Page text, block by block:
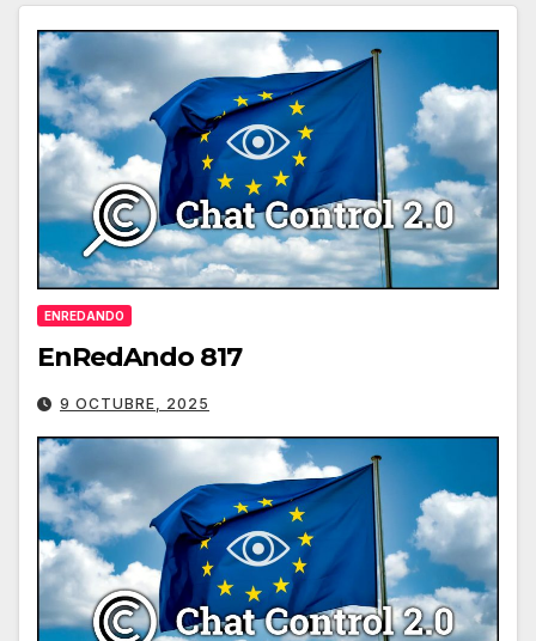
ENREDANDO
EnRedAndo 817
9 OCTUBRE, 2025